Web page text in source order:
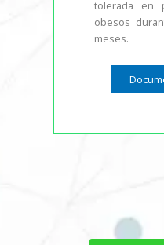
tolerada en
obesos
meses.